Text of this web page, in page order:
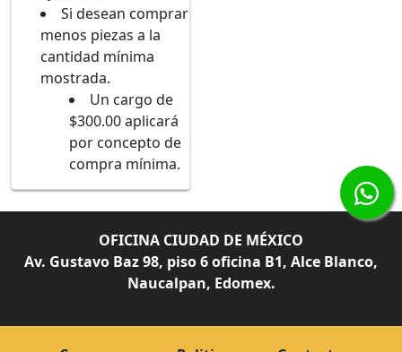
Si desean comprar
menos piezas a la
cantidad mínima
mostrada.
Un cargo de
$300.00 aplicará
por concepto de
compra mínima.
OFICINA CIUDAD DE MÉXICO
Av. Gustavo Baz 98, piso 6 oficina B1, Alce Blanco,
Naucalpan, Edomex.